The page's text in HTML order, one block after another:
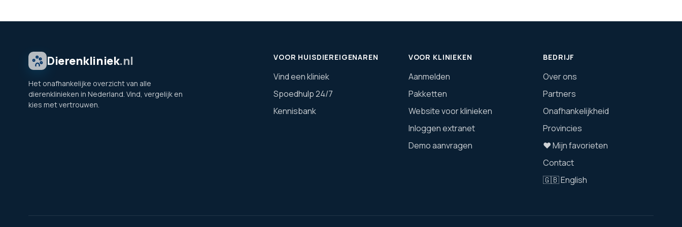
Dierenkliniek.nl
Het onafhankelijke overzicht van alle
dierenklinieken in Nederland. Vind, vergelijk en
kies met vertrouwen.
VOOR HUISDIEREIGENAREN
Vind een kliniek
Spoedhulp 24/7
Kennisbank
VOOR KLINIEKEN
Aanmelden
Pakketten
Website voor klinieken
Inloggen extranet
Demo aanvragen
BEDRIJF
Over ons
Partners
Onafhankelijkheid
Provincies
❤️ Mijn favorieten
Contact
🇬🇧 English